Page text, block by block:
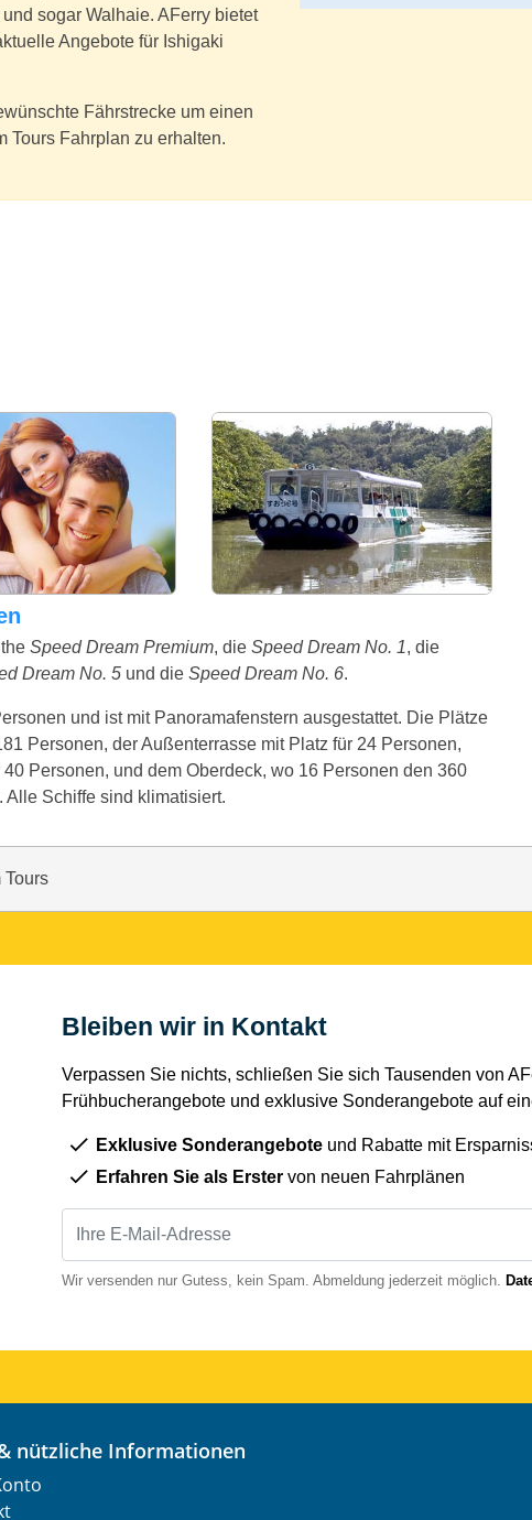
sogar Walhaie. AFerry bietet
Angebote für Ishigaki
Fährstrecke um einen
Tours Fahrplan zu erhalten.
Speed Dream Premium, die Speed Dream No. 1, die
Dream No. 5 und die Speed Dream No. 6.
und ist mit Panoramafenstern ausgestattet. Die Plätze
Personen, der Außenterrasse mit Platz für 24 Personen,
Personen, und dem Oberdeck, wo 16 Personen den 360
Schiffe sind klimatisiert.
Tours
Bleiben wir in Kontakt
Verpassen Sie nichts, schließen Sie sich Tausenden von
Frühbucherangebote und exklusive Sonderangebote auf
Exklusive Sonderangebote und Rabatte mit
Erfahren Sie als Erster von neuen Fahrplänen
Wir versenden nur Gutess, kein Spam. Abmeldung jederzeit möglich.
& nützliche Informationen